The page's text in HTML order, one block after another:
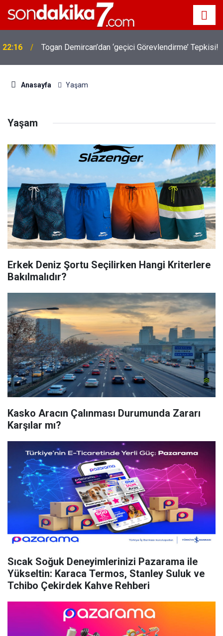
22:16 Togan Demircan’dan ‘geçici Görevlendirme’ Tepkisi!
Anasayfa Yaşam
Yaşam
Erkek Deniz Şortu Seçilirken Hangi Kriterlere
Bakılmalıdır?
Kasko Aracın Çalınması Durumunda Zararı
Karşılar mı?
Sıcak Soğuk Deneyimlerinizi Pazarama ile
Yükseltin: Karaca Termos, Stanley Suluk ve
Tchibo Çekirdek Kahve Rehberi